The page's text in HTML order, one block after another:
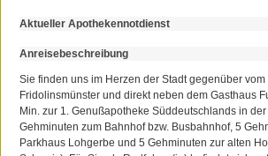
Aktueller Apothekennotdienst
Anreisebeschreibung
Sie finden uns im Herzen der Stadt gegenüber
Fridolinsmünster und direkt neben dem Gasthaus
Min. zur 1. Genußapotheke Süddeutschlands in
Gehminuten zum Bahnhof bzw. Busbahnhof, 5
Parkhaus Lohgerbe und 5 Gehminuten zur alten